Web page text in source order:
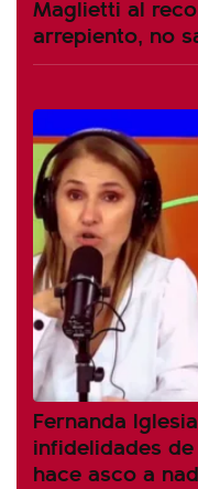
Maglietti al
arrepiento, no
Fernanda
infidelidades
hace asco a